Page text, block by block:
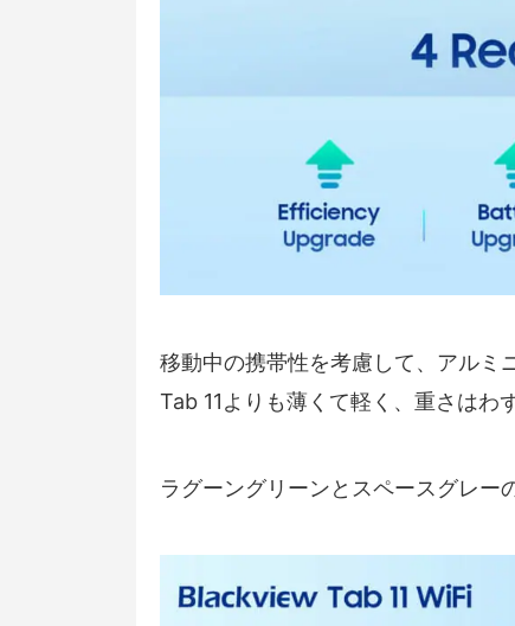
移動中の携帯性を考慮して、アルミ
Tab 11よりも薄くて軽く、重さはわ
ラグーングリーンとスペースグレー